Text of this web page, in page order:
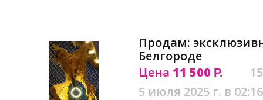
Продам:
Белгороде
Цена 11 500 Р.
5 июля 2025 г. в 02:16